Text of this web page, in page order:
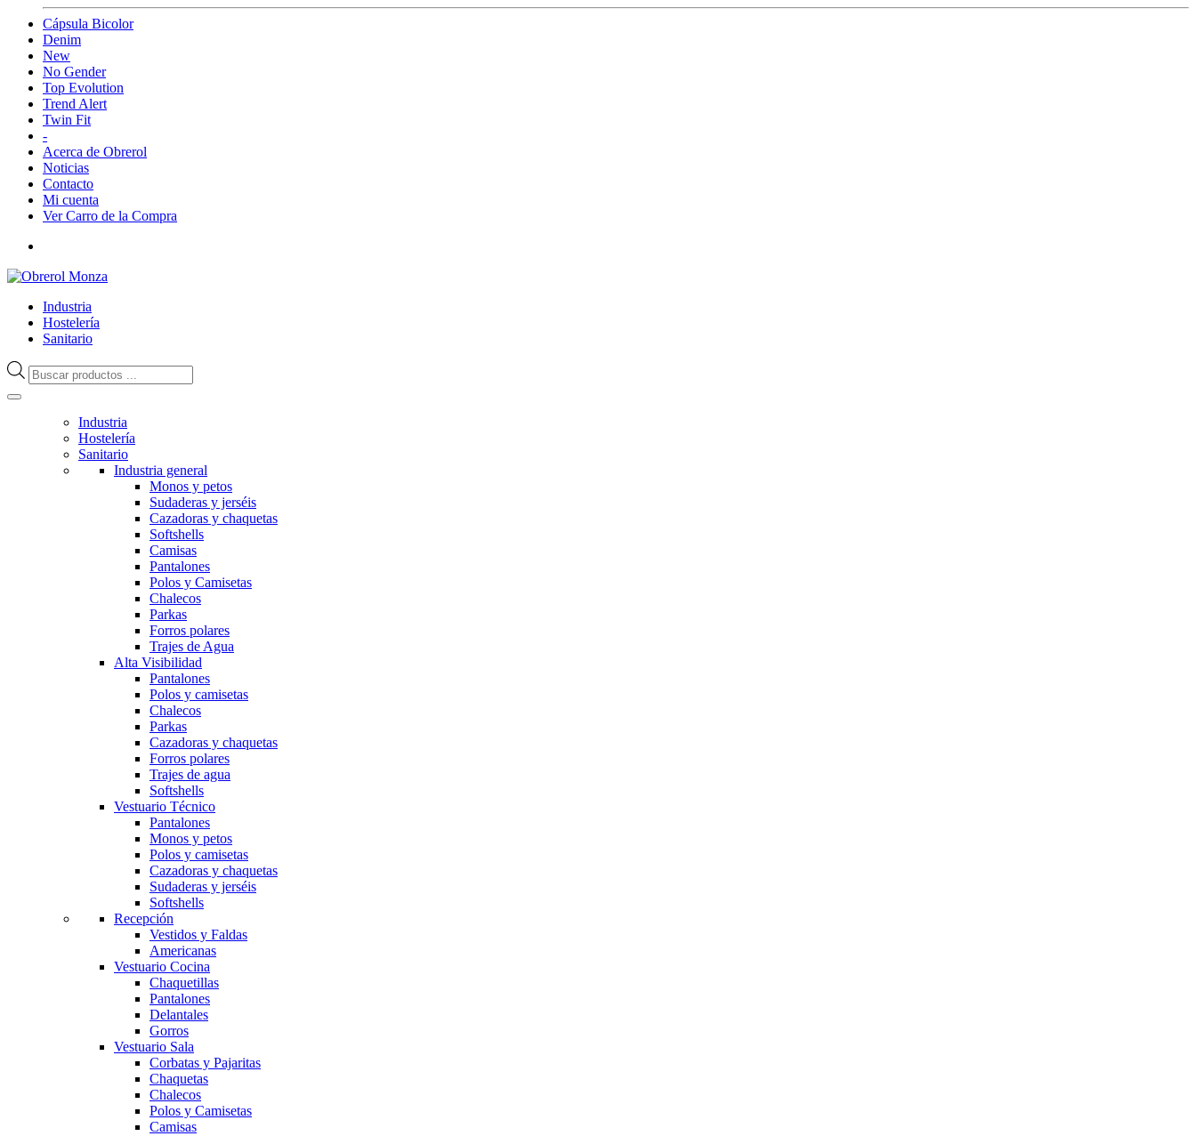
Cápsula Bicolor
Denim
New
No Gender
Top Evolution
Trend Alert
Twin Fit
-
Acerca de Obrerol
Noticias
Contacto
Mi cuenta
Ver Carro de la Compra
Industria
Hostelería
Sanitario
Búsqueda
de
Industria
Hostelería
Sanitario
Industria general
Monos y petos
Sudaderas y jerséis
Cazadoras y chaquetas
Softshells
Camisas
Pantalones
Polos y Camisetas
Chalecos
Parkas
Forros polares
Trajes de Agua
Alta Visibilidad
Pantalones
Polos y camisetas
Chalecos
Parkas
Cazadoras y chaquetas
Forros polares
Trajes de agua
Softshells
Vestuario Técnico
Pantalones
Monos y petos
Polos y camisetas
Cazadoras y chaquetas
Sudaderas y jerséis
Softshells
Recepción
Vestidos y Faldas
Americanas
Vestuario Cocina
Chaquetillas
Pantalones
Delantales
Gorros
Vestuario Sala
Corbatas y Pajaritas
Chaquetas
Chalecos
Polos y Camisetas
Camisas